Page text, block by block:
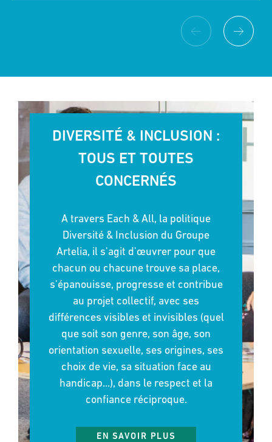
DIVERSITÉ & INCLUSION :
TOUS ET TOUTES
CONCERNÉS
A travers Each & All, la politique
Diversité & Inclusion du Groupe
Artelia, il s'agit d'œuvrer pour que
chacun ou chacune trouve sa place,
s'épanouisse, progresse et contribue
au projet collectif, avec ses
différences visibles et invisibles (quel
que soit son genre, son âge, son
orientation sexuelle, ses origines, ses
choix de vie, sa situation face au
handicap...), dans le respect et la
confiance réciproque.
EN SAVOIR PLUS